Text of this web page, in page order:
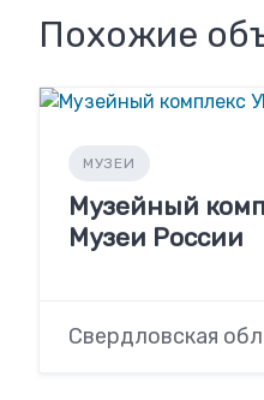
Похожие
МУЗЕИ
Музейный
Музеи России
Свердловская